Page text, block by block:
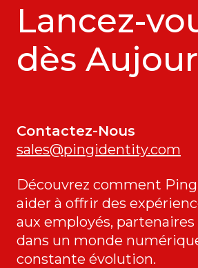
Lancez-
dès
Contactez-Nous
sales@pingidentity.com
Découvrez comment
aider à offrir des
aux employés,
dans un monde
constante évolution.